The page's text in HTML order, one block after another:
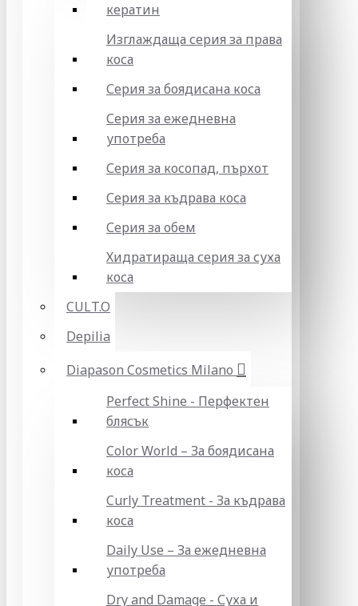
кератин
Изглаждаща серия за права
коса
Серия за боядисана коса
Серия за ежедневна
употреба
Серия за косопад, пърхот
Серия за къдрава коса
Серия за обем
Хидратираща серия за суха
коса
CULT.O
Depilia
Diapason Cosmetics Milano
Perfect Shine - Перфектен
блясък
Color World – За боядисана
коса
Curly Treatment - За къдрава
коса
Daily Use – За ежедневна
употреба
Dry and Damage - Суха и